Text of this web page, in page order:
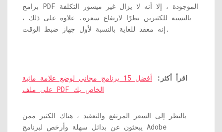
برامج PDF الموجودة ، إلا أنه لا يزال غير ميسور التكلفة
بالنسبة للكثيرين نظرًا لارتفاع سعره. علاوة على ذلك ،
إنه معقد للغاية بالنسبة لأول جهاز ضبط الوقت.
اقرأ أكثر:
أفضل 15 برنامج مجاني لوضع علامة مائية
على ملف PDF الخاص بك
بالنظر إلى السعر المرتفع والتعقيد ، هناك الكثير ممن
يبحثون عن بدائل سهلة وأرخص لبرنامج Adobe